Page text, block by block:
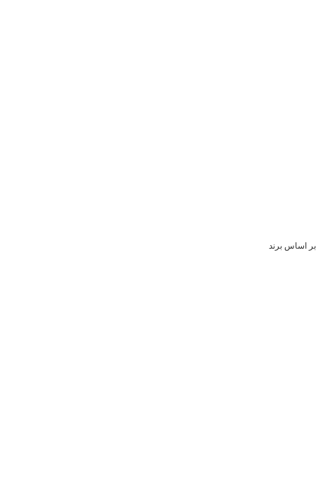
بر اساس برند